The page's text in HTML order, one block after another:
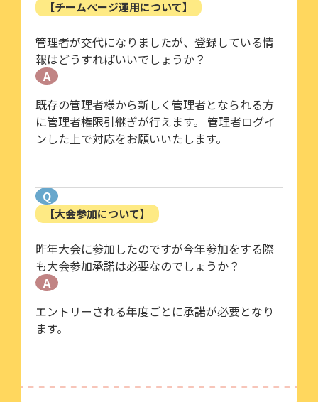
【チームページ運用について】
管理者が交代になりましたが、登録している情
報はどうすればいいでしょうか？
A
既存の管理者様から新しく管理者となられる方
に管理者権限引継ぎが行えます。 管理者ログイ
ンした上で対応をお願いいたします。
Q
【大会参加について】
昨年大会に参加したのですが今年参加をする際
も大会参加承諾は必要なのでしょうか？
A
エントリーされる年度ごとに承諾が必要となり
ます。